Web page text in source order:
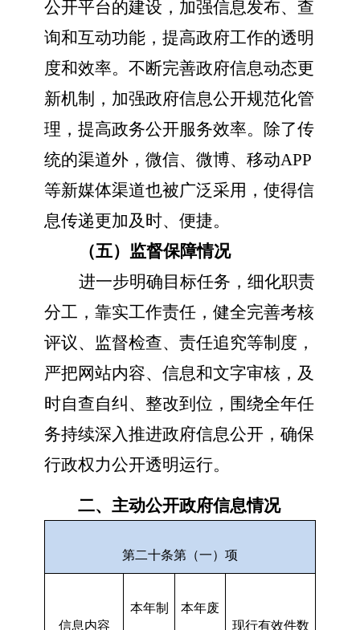
公开平台的建设，加强信息发布、查
询和互动功能，提高政府工作的透明
度和效率。不断完善政府信息动态更
新机制，加强政府信息公开规范化管
理，提高政务公开服务效率。除了传
统的渠道外，微信、微博、移动APP
等新媒体渠道也被广泛采用，使得信
息传递更加及时、便捷。
（五）监督保障情况
进一步明确目标任务，细化职责
分工，靠实工作责任，健全完善考核
评议、监督检查、责任追究等制度，
严把网站内容、信息和文字审核，及
时自查自纠、整改到位，围绕全年任
务持续深入推进政府信息公开，确保
行政权力公开透明运行。
二、主动公开政府信息情况
第二十条第（一）项
信息内容
本年制 本年废
现行有效件数